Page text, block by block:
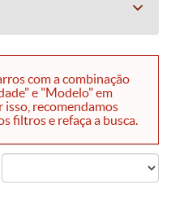
com a combinação
e "Modelo" em
recomendamos
filtros e refaça a busca.